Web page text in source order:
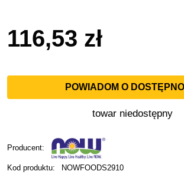
116,53 zł
POWIADOM O
towar niedostępny
Producent:
Kod produktu: NOWFOODS2910